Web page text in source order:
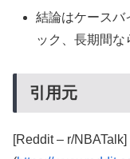
結論はケースバ
ック、長期間な
引用元
[Reddit – r/NBATalk]